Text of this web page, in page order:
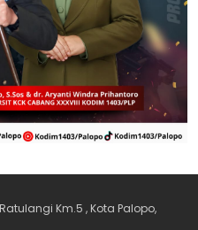
Km.5 , Kota Palopo,